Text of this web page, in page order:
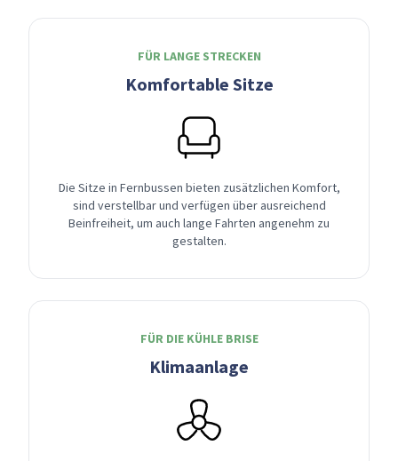
FÜR LANGE STRECKEN
Komfortable Sitze
Die Sitze in Fernbussen bieten zusätzlichen Komfort,
sind verstellbar und verfügen über ausreichend
Beinfreiheit, um auch lange Fahrten angenehm zu
gestalten.
FÜR DIE KÜHLE BRISE
Klimaanlage